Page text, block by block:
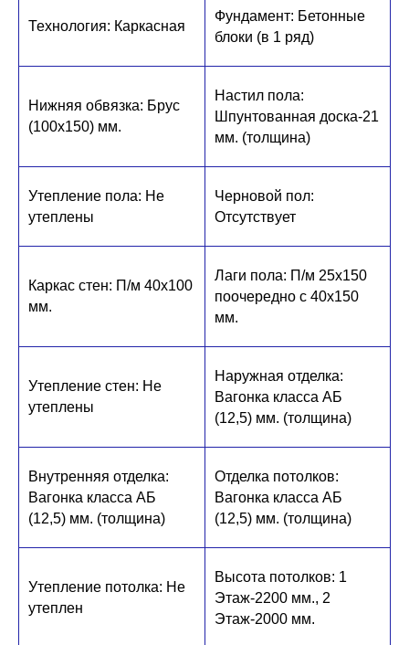
Технология: Каркасн ая
Фундамент: Бетонные
блоки (в 1 ряд)
Нижняя обвязка: Брус
(100х150) мм.
Настил пола:
Шпунтованная доска-21
мм. (толщина)
Утепление пола: Не
утеплены
Черновой пол:
Отсутствует
Каркас стен: П/м 40х100
мм.
Лаги пола: П/м 25х150
поочередно с 40х150
мм.
Утепление стен: Не
утеплены
Наружная отделка:
Вагонка класса АБ
(12,5) мм. (толщина)
Внутренняя отделка:
Вагонка класса АБ
(12,5) мм. (толщина)
Отделка потолков:
Вагонка класса АБ
(12,5) мм. (толщина)
Утепление потолка: Не
утеплен
Высота потолков: 1
Этаж-2200 мм., 2
Этаж-2000 мм.